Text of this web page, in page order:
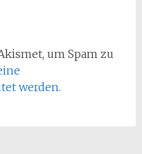
um Spam zu
werden.